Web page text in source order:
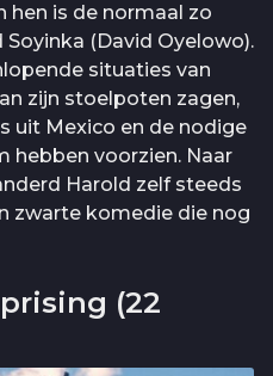
hen is de normaal zo
(David Oyelowo).
situaties van
zijn stoelpoten zagen,
uit Mexico en de nodige
hebben voorzien. Naar
Harold zelf steeds
zwarte komedie die nog
(22